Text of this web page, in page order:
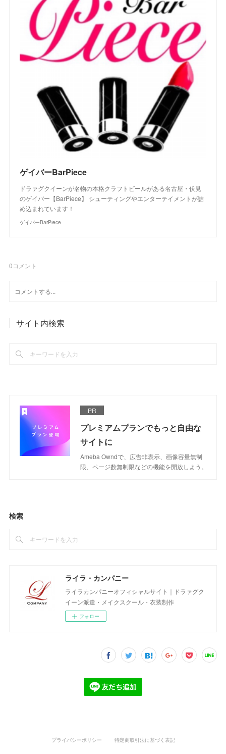
ゲイバーBarPiece
ドラァグクイーンが名物の本格クラフトビールがある名古屋・伏見
のゲイバー【BarPiece】 シューティングやエンターテイメントが詰
め込まれています！
ゲイバーBarPiece
0コメント
サイト内検索
PR
プレミアムプランでもっと自由な
サイトに
Ameba Owndで、広告非表示、画像容量無制
限、ページ数無制限などの機能を開放しよう。
検索
ライラ・カンパニー
ライラカンパニーオフィシャルサイト｜ドラァグク
イーン派遣・メイクスクール・衣装制作
フォロー
プライバシーポリシー 特定商取引法に基づく表記